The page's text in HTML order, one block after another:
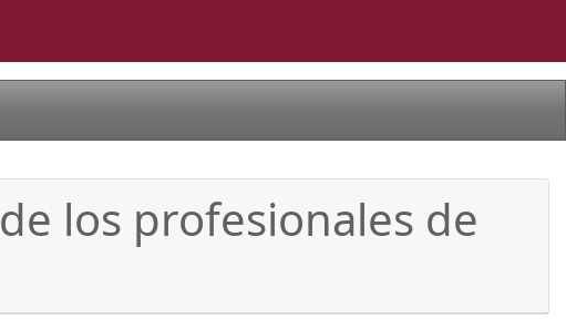
los profesionales de